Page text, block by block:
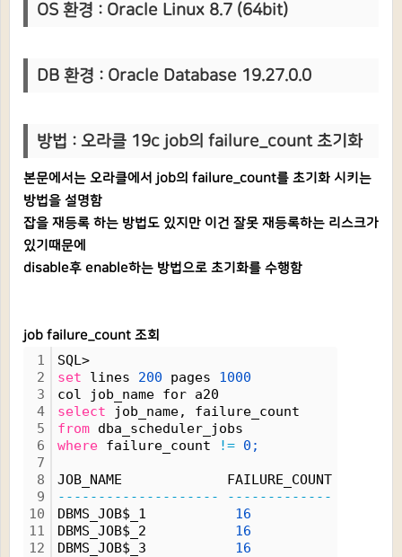
OS 환경 : Oracle Linux 8.7 (64bit)
DB 환경 : Oracle Database 19.27.0.0
방법 : 오라클 19c job의 failure_count 초기화
본문에서는 오라클에서 job의 failure_count를 초기화 시키는
방법을 설명함
잡을 재등록 하는 방법도 있지만 이건 잘못 재등록하는 리스크가
있기때문에
disable후 enable하는 방법으로 초기화를 수행함
job failure_count 조회
1
2
3
4
5
6
7
8
9
10
11
12
SQL>
set lines 200 pages 1000
col job_name for a20
select job_name, failure_count
from dba_scheduler_jobs
where failure_count != 0;
JOB_NAME             FAILURE_COUNT
--------------------
-------------
DBMS_JOB$_1 16
DBMS_JOB$_2 16
DBMS_JOB$_3 16